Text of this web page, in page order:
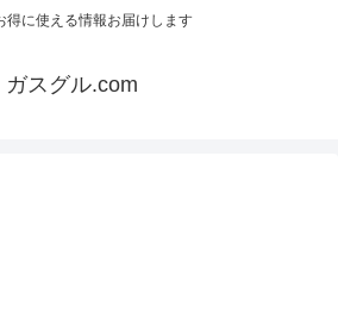
得に使える情報お届けします
ガスグル.com